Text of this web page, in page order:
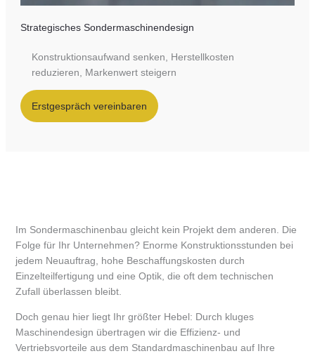
Strategisches Sondermaschinendesign
Konstruktionsaufwand senken, Herstellkosten
reduzieren, Markenwert steigern
Erstgespräch vereinbaren
Im Sondermaschinenbau gleicht kein Projekt dem anderen. Die
Folge für Ihr Unternehmen? Enorme Konstruktionsstunden bei
jedem Neuauftrag, hohe Beschaffungskosten durch
Einzelteilfertigung und eine Optik, die oft dem technischen
Zufall überlassen bleibt.
Doch genau hier liegt Ihr größter Hebel: Durch kluges
Maschinendesign übertragen wir die Effizienz- und
Vertriebsvorteile aus dem Standardmaschinenbau auf Ihre